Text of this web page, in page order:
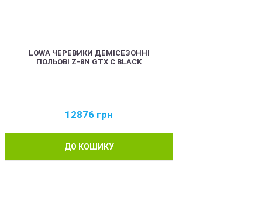
LOWA ЧЕРЕВИКИ ДЕМІСЕЗОННІ
ПОЛЬОВІ Z-8N GTX C BLACK
12876 грн
ДО КОШИКУ